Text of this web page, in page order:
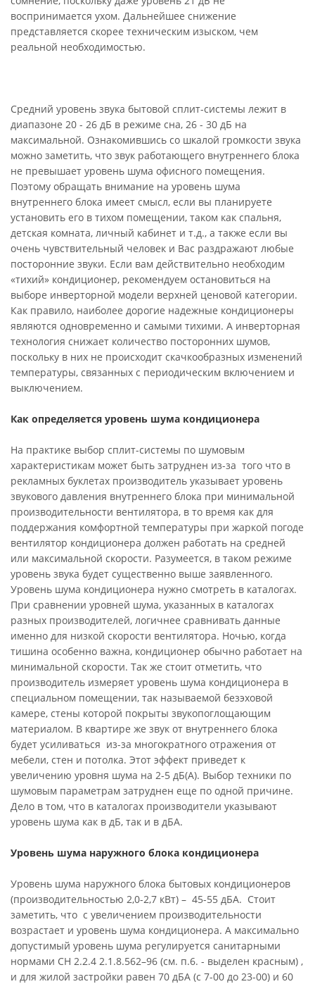
воспринимается ухом. Дальнейшее снижение
представляется скорее техническим изыском, чем
реальной необходимостью.
Средний уровень звука бытовой сплит-системы лежит в
диапазоне 20 - 26 дБ в режиме сна, 26 - 30 дБ на
максимальной. Ознакомившись со шкалой громкости звука
можно заметить, что звук работающего внутреннего блока
не превышает уровень шума офисного помещения.
Поэтому обращать внимание на уровень шума
внутреннего блока имеет смысл, если вы планируете
установить его в тихом помещении, таком как спальня,
детская комната, личный кабинет и т.д., а также если вы
очень чувствительный человек и Вас раздражают любые
посторонние звуки. Если вам действительно необходим
«тихий» кондиционер, рекомендуем остановиться на
выборе инверторной модели верхней ценовой категории.
Как правило, наиболее дорогие надежные кондиционеры
являются одновременно и самыми тихими. А инверторная
технология снижает количество посторонних шумов,
поскольку в них не происходит скачкообразных изменений
температуры, связанных с периодическим включением и
выключением.
Как определяется уровень шума кондиционера
На практике выбор сплит-системы по шумовым
характеристикам может быть затруднен из-за того что в
рекламных буклетах производитель указывает уровень
звукового давления внутреннего блока при минимальной
производительности вентилятора, в то время как для
поддержания комфортной температуры при жаркой погоде
вентилятор кондиционера должен работать на средней
или максимальной скорости. Разумеется, в таком режиме
уровень звука будет существенно выше заявленного.
Уровень шума кондиционера нужно смотреть в каталогах.
При сравнении уровней шума, указанных в каталогах
разных производителей, логичнее сравнивать данные
именно для низкой скорости вентилятора. Ночью, когда
тишина особенно важна, кондиционер обычно работает на
минимальной скорости. Так же стоит отметить, что
производитель измеряет уровень шума кондиционера в
специальном помещении, так называемой безэховой
камере, стены которой покрыты звукопоглощающим
материалом. В квартире же звук от внутреннего блока
будет усиливаться из-за многократного отражения от
мебели, стен и потолка. Этот эффект приведет к
увеличению уровня шума на 2-5 дБ(А). Выбор техники по
шумовым параметрам затруднен еще по одной причине.
Дело в том, что в каталогах производители указывают
уровень шума как в дБ, так и в дБА.
Уровень шума наружного блока кондиционера
Уровень шума наружного блока бытовых кондиционеров
(производительностью 2,0-2,7 кВт) – 45-55 дБА. Стоит
заметить, что с увеличением производительности
возрастает и уровень шума кондиционера. А максимально
допустимый уровень шума регулируется санитарными
нормами СН 2.2.4 2.1.8.562–96 (см. п.6. - выделен красным) ,
и для жилой застройки равен 70 дБА (с 7-00 до 23-00) и 60